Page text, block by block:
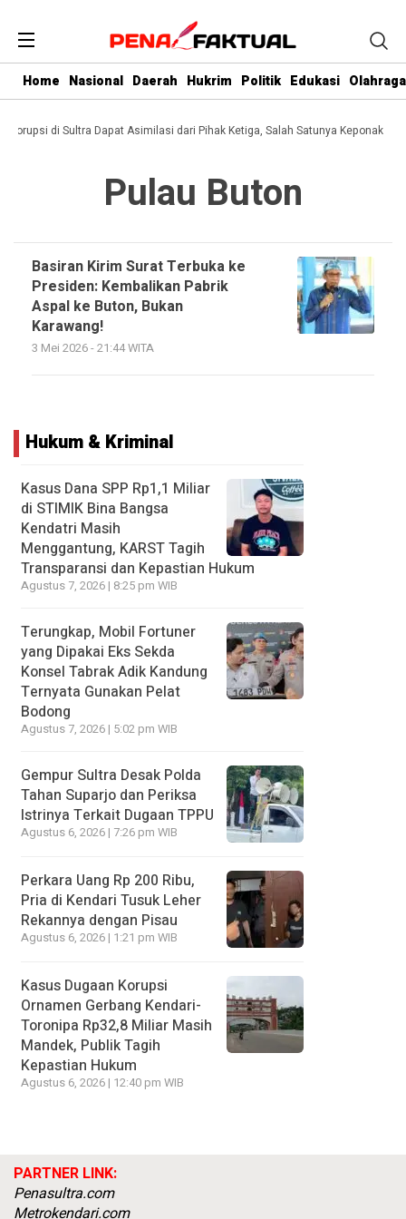
Home Nasional Daerah Hukrim Politik Edukasi Olahraga
Korupsi di Sultra Dapat Asimilasi dari Pihak Ketiga, Salah Satunya Keponakan
Pulau Buton
Basiran Kirim Surat Terbuka ke
Presiden: Kembalikan Pabrik
Aspal ke Buton, Bukan
Karawang!
3 Mei 2026 - 21:44 WITA
Hukum & Kriminal
Kasus Dana SPP Rp1,1 Miliar
di STIMIK Bina Bangsa
Kendatri Masih
Menggantung, KARST Tagih
Transparansi dan Kepastian Hukum
Agustus 7, 2026 | 8:25 pm WIB
Terungkap, Mobil Fortuner
yang Dipakai Eks Sekda
Konsel Tabrak Adik Kandung
Ternyata Gunakan Pelat
Bodong
Agustus 7, 2026 | 5:02 pm WIB
Gempur Sultra Desak Polda
Tahan Suparjo dan Periksa
Istrinya Terkait Dugaan TPPU
Agustus 6, 2026 | 7:26 pm WIB
Perkara Uang Rp 200 Ribu,
Pria di Kendari Tusuk Leher
Rekannya dengan Pisau
Agustus 6, 2026 | 1:21 pm WIB
Kasus Dugaan Korupsi
Ornamen Gerbang Kendari-
Toronipa Rp32,8 Miliar Masih
Mandek, Publik Tagih
Kepastian Hukum
Agustus 6, 2026 | 12:40 pm WIB
PARTNER LINK:
Penasultra.com
Metrokendari.com